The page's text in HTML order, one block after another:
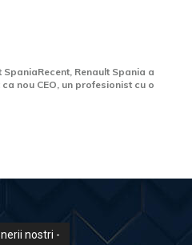
Renault Spania a
nou CEO, un profesionist cu o
nostri -